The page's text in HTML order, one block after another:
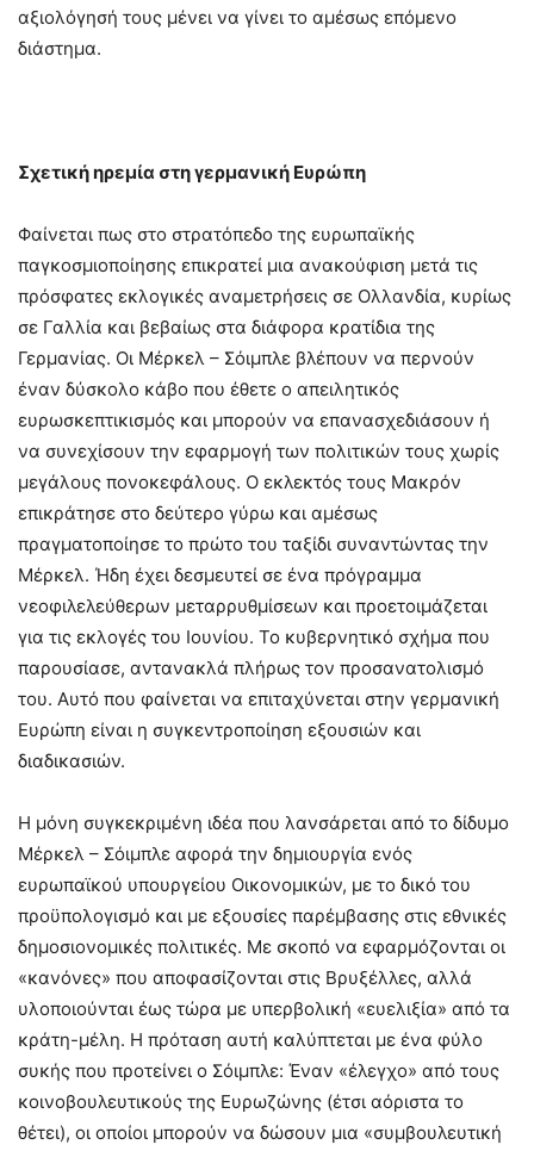
αξιολόγησή τους μένει να γίνει το αμέσως επόμενο
διάστημα.
Σχετική ηρεμία στη γερμανική Ευρώπη
Φαίνεται πως στο στρατόπεδο της ευρωπαϊκής
παγκοσμιοποίησης επικρατεί μια ανακούφιση μετά τις
πρόσφατες εκλογικές αναμετρήσεις σε Ολλανδία, κυρίως
σε Γαλλία και βεβαίως στα διάφορα κρατίδια της
Γερμανίας. Οι Μέρκελ – Σόιμπλε βλέπουν να περνούν
έναν δύσκολο κάβο που έθετε ο απειλητικός
ευρωσκεπτικισμός και μπορούν να επανασχεδιάσουν ή
να συνεχίσουν την εφαρμογή των πολιτικών τους χωρίς
μεγάλους πονοκεφάλους. Ο εκλεκτός τους Μακρόν
επικράτησε στο δεύτερο γύρω και αμέσως
πραγματοποίησε το πρώτο του ταξίδι συναντώντας την
Μέρκελ. Ήδη έχει δεσμευτεί σε ένα πρόγραμμα
νεοφιλελεύθερων μεταρρυθμίσεων και προετοιμάζεται
για τις εκλογές του Ιουνίου. Το κυβερνητικό σχήμα που
παρουσίασε, αντανακλά πλήρως τον προσανατολισμό
του. Αυτό που φαίνεται να επιταχύνεται στην γερμανική
Ευρώπη είναι η συγκεντροποίηση εξουσιών και
διαδικασιών.
Η μόνη συγκεκριμένη ιδέα που λανσάρεται από το δίδυμο
Μέρκελ – Σόιμπλε αφορά την δημιουργία ενός
ευρωπαϊκού υπουργείου Οικονομικών, με το δικό του
προϋπολογισμό και με εξουσίες παρέμβασης στις εθνικές
δημοσιονομικές πολιτικές. Με σκοπό να εφαρμόζονται οι
«κανόνες» που αποφασίζονται στις Βρυξέλλες, αλλά
υλοποιούνται έως τώρα με υπερβολική «ευελιξία» από τα
κράτη-μέλη. Η πρόταση αυτή καλύπτεται με ένα φύλο
συκής που προτείνει ο Σόιμπλε: Έναν «έλεγχο» από τους
κοινοβουλευτικούς της Ευρωζώνης (έτσι αόριστα το
θέτει), οι οποίοι μπορούν να δώσουν μια «συμβουλευτική